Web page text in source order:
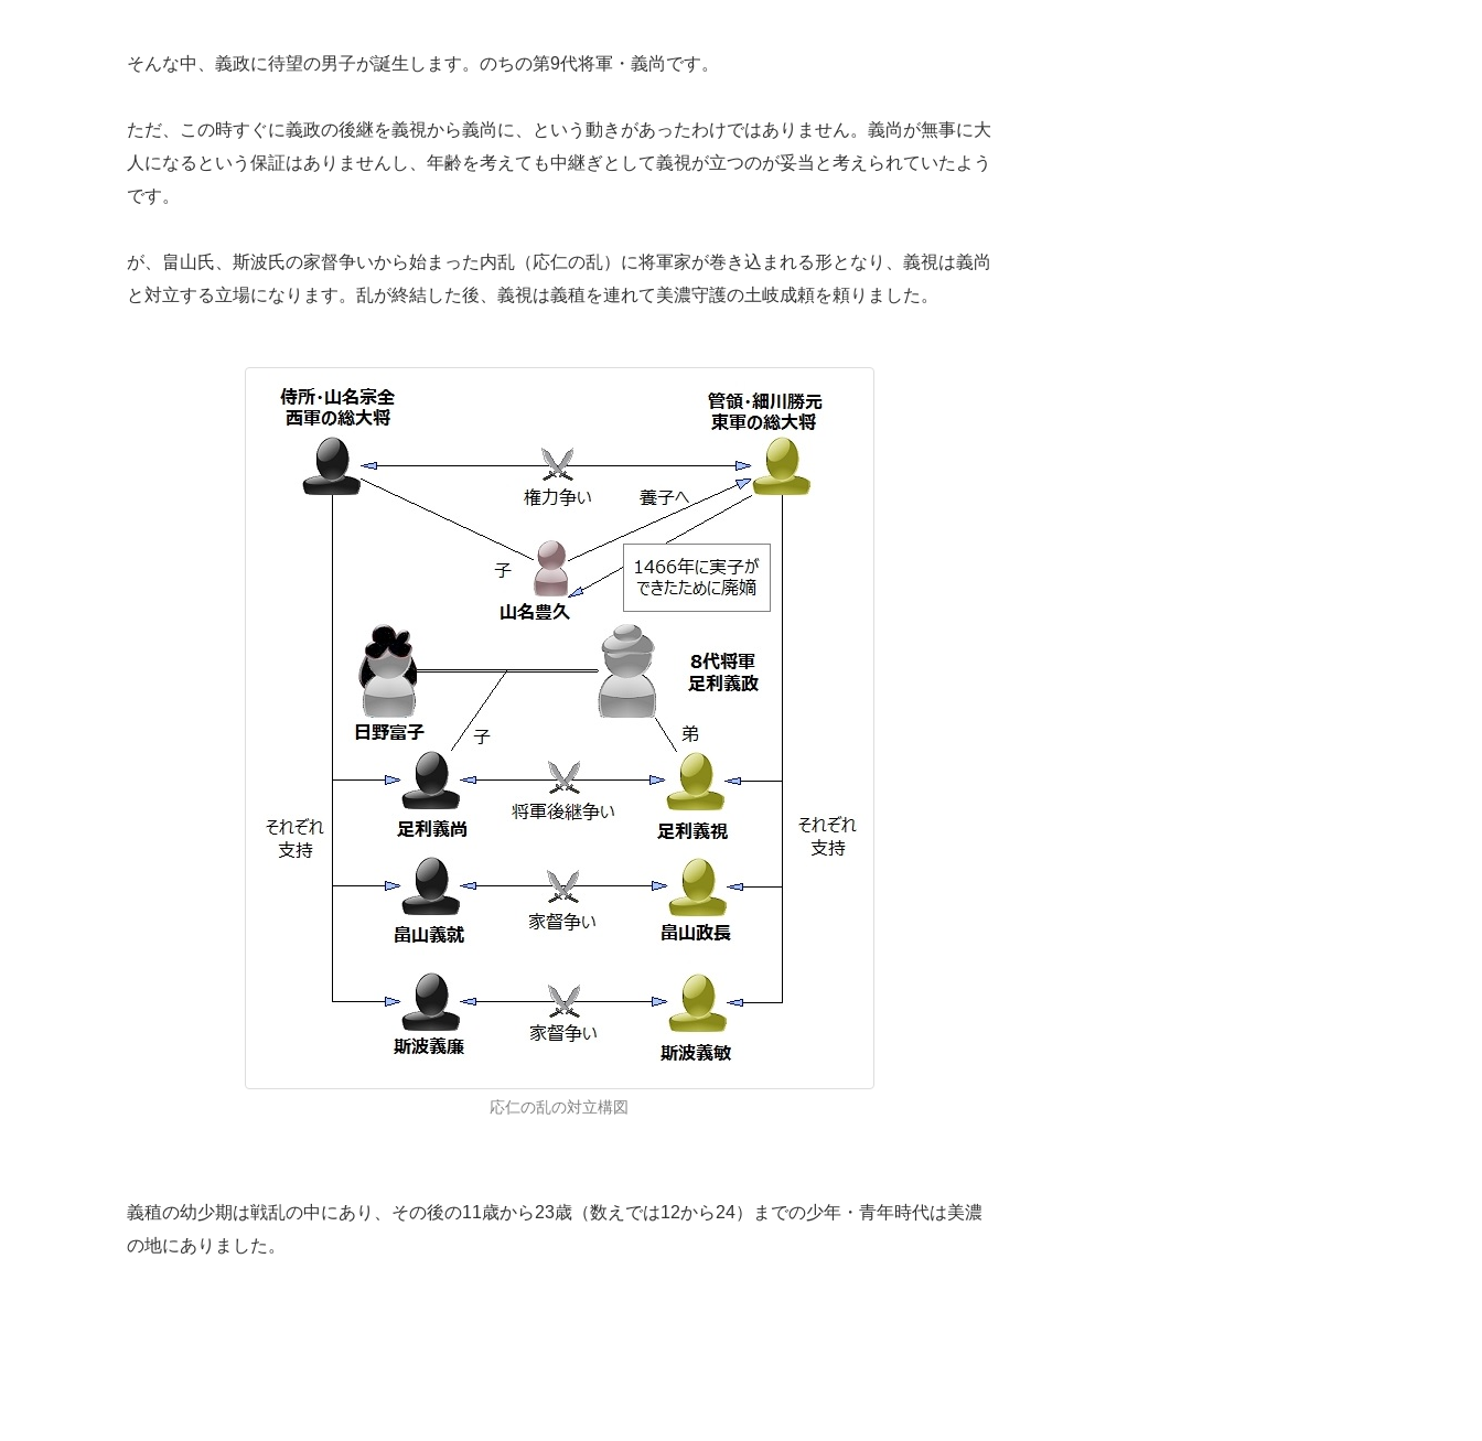
そんな中、義政に待望の男子が誕生します。のちの第9代将軍・義尚です。
ただ、この時すぐに義政の後継を義視から義尚に、という動きがあったわけではありません。義尚が無事に大
人になるという保証はありませんし、年齢を考えても中継ぎとして義視が立つのが妥当と考えられていたよう
です。
が、畠山氏、斯波氏の家督争いから始まった内乱（応仁の乱）に将軍家が巻き込まれる形となり、義視は義尚
と対立する立場になります。乱が終結した後、義視は義稙を連れて美濃守護の土岐成頼を頼りました。
応仁の乱の対立構図
義稙の幼少期は戦乱の中にあり、その後の11歳から23歳（数えでは12から24）までの少年・青年時代は美濃
の地にありました。